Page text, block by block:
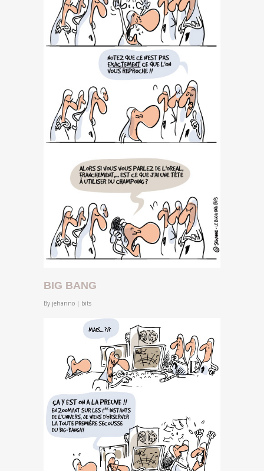
BIG BANG
By jehanno | bits